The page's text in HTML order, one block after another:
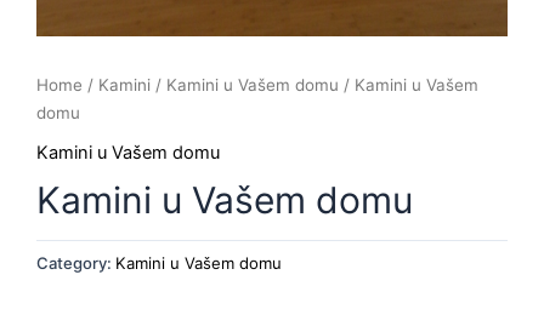
Home / Kamini / Kamini u Vašem domu / Kamini u Vašem
domu
Kamini u Vašem domu
Kamini u Vašem domu
Category: Kamini u Vašem domu